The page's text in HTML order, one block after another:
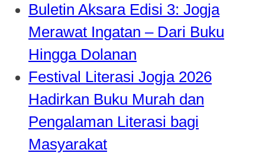
Buletin Aksara Edisi 3: Jogja
Merawat Ingatan – Dari Buku
Hingga Dolanan
Festival Literasi Jogja 2026
Hadirkan Buku Murah dan
Pengalaman Literasi bagi
Masyarakat